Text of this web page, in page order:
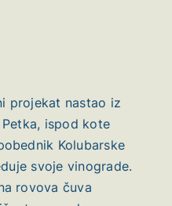
projekat nastao iz
ispod kote
Kolubarske
svoje vinograde.
rovova čuva